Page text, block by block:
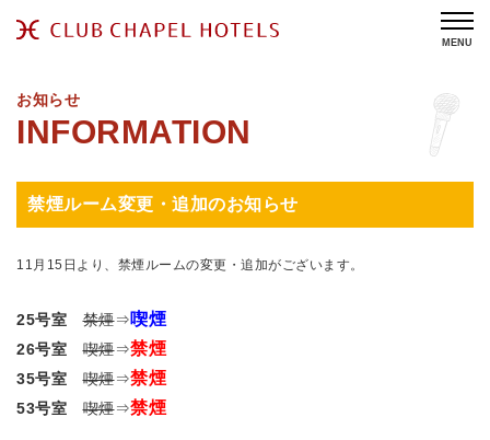
MENU
お知らせ
禁煙ルーム変更・追加のお知らせ
11月15日より、禁煙ルームの変更・追加がございます。
25号室 禁煙⇒喫煙
26号室喫煙⇒禁煙
35号室喫煙⇒禁煙
53号室喫煙⇒禁煙